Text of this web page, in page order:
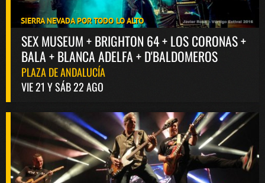
SIERRA NEVADA POR TODO LO ALTO
SEX MUSEUM + BRIGHTON 64 + LOS CORONAS +
BALA + BLANCA ADELFA + D'BALDOMEROS
PLAZA DE ANDALUCÍA
VIE 21 Y SÁB 22 AGO